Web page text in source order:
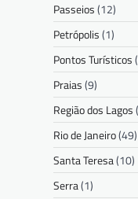
Passeios(12)
Petrópolis(1)
Pontos Turísticos
Praias(9)
Região dos Lagos
Rio de Janeiro(49)
Santa Teresa(10)
Serra(1)